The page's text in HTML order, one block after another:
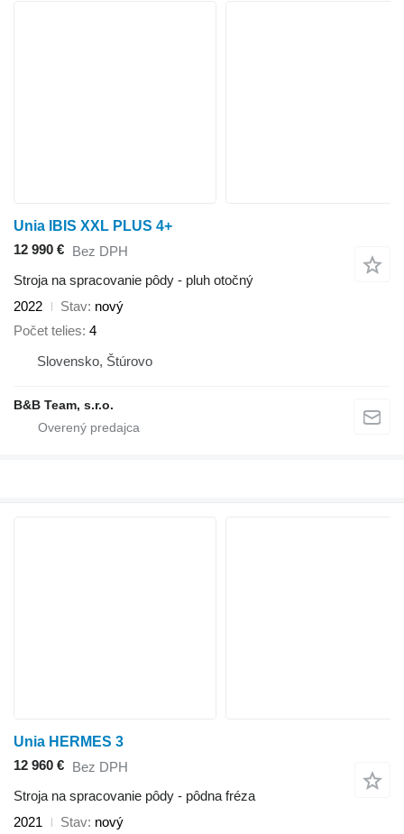
Unia IBIS XXL PLUS 4+
12 990 € Bez DPH
Stroja na spracovanie pôdy - pluh otočný
2022
Stav nový
Počet telies 4
Slovensko, Štúrovo
B&B Team, s.r.o.
Unia HERMES 3
12 960 € Bez DPH
Stroja na spracovanie pôdy - pôdna fréza
2021
Stav nový